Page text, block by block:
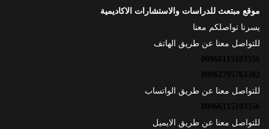
موقع مبتعث للدراسات والاستشارات الاكاديمية
يسرنا تواصلكم معنا
للتواصل معنا عن طريق الهاتف
00966115103356
00962795763302
للتواصل معنا عن طريق الواتساب
00966115103356
للتواصل معنا عن طريق الايميل